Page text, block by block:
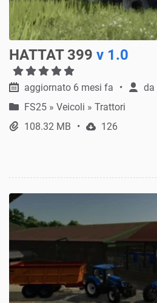
HATTAT 399 v 1.0
aggiornato 6 mesi fa da
FS25 » Veicoli » Trattori
108.32 MB
126